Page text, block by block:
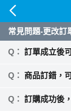
常見問題-更改訂
訂單成立後
商品訂錯，
訂購成功後